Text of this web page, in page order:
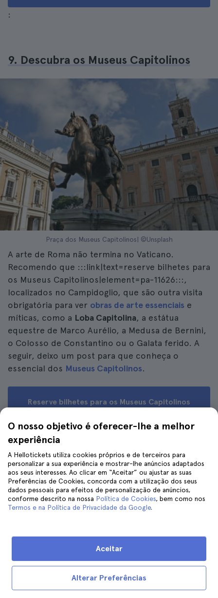
:
9. Descubra os Museus Capitolinos
Praça dos Museus Capitolinos| ©Unsplash
A arte de Roma não termina no Vaticano.
Recomendo que :::link|text=reserve bilhetes para
os Museus Capitolinos|element=pa-11626:::,
localizados no Campidoglio, que são outra visita
obrigatória para ver obras de arte essenciais e
míticas, como a Loba Capitolina, a estátua
equestre de Marco Aurélio, a Medusa de Bernini,
o Colosso de Constantino ou o Galata ferido. A
seguir, deixo um post para que conheça o
essencial dos Museus Capitolinos.
Reserve bilhetes para os Museus Capitolinos
10. Entre no Panteão para admirar a
sua cúpula
O nosso objetivo é oferecer-lhe a melhor
experiência
A Hellotickets utiliza cookies próprios e de terceiros para
personalizar a sua experiência e mostrar-lhe anúncios adaptados
aos seus interesses. Ao clicar em “Aceitar” ou ajustar as suas
Preferências de Cookies, concorda com a utilização dos seus
dados pessoais para efeitos de personalização de anúncios,
conforme descrito na nossa Política de Cookies, bem como nos
Termos e na Política de Privacidade da Google.
Alterar Preferências
Aceitar